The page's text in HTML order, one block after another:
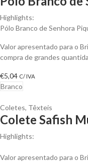
Highlights:
Pólo Branco de Senhora
Valor apresentado para o
compra de grandes
€5,04 C/ IVA
Branco
Coletes, Têxteis
Colete Safish
Highlights:
Valor apresentado para o